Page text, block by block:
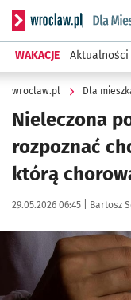
Serwis informacyjny
WAKACJE Aktualności
wroclaw.pl Dla
Nieleczona
rozpoznać
którą
Data publikacji:
29.05.2026 06:45 | Autor:
Bartosz
Kliknij, aby powiększyć